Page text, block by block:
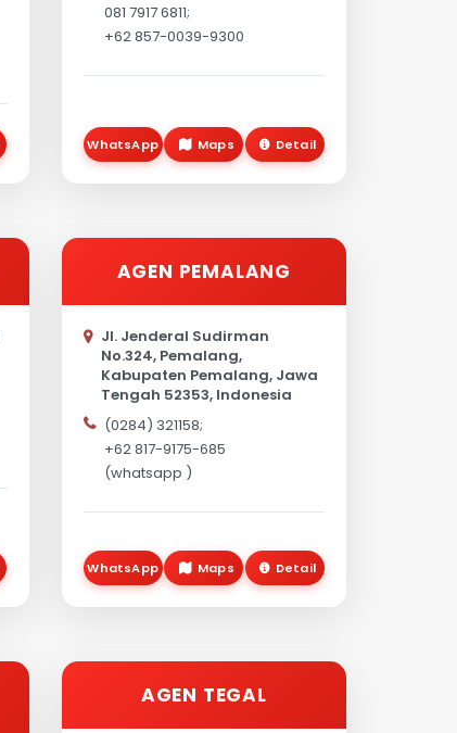
081 7917 6811;
+62 857-0039-9300
WhatsApp Maps Detail
AGEN PEMALANG
Jl. Jenderal Sudirman
No.324, Pemalang,
Kabupaten Pemalang, Jawa
Tengah 52353, Indonesia
(0284) 321158;
+62 817-9175-685
(whatsapp )
WhatsApp Maps Detail
AGEN TEGAL